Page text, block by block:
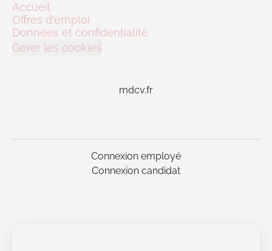
Accueil
Offres d'emploi
Données et confidentialité
Gérer les cookies
mdcv.fr
Connexion employé
Connexion candidat